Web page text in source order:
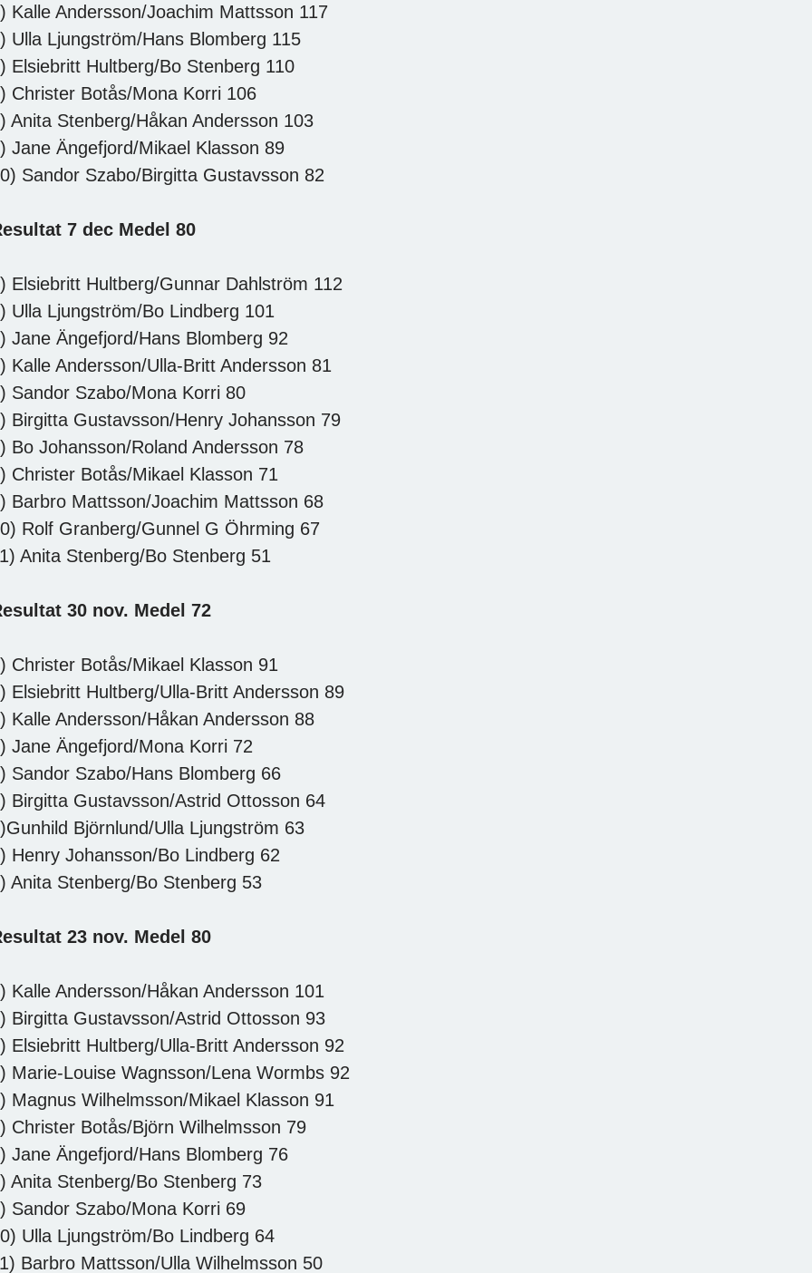
Kalle Andersson/Joachim Mattsson 117
Ulla Ljungström/Hans Blomberg 115
Elsiebritt Hultberg/Bo Stenberg 110
Christer Botås/Mona Korri 106
Anita Stenberg/Håkan Andersson 103
Jane Ängefjord/Mikael Klasson 89
Sandor Szabo/Birgitta Gustavsson 82
7 dec Medel 80
Elsiebritt Hultberg/Gunnar Dahlström 112
Ulla Ljungström/Bo Lindberg 101
Jane Ängefjord/Hans Blomberg 92
Kalle Andersson/Ulla-Britt Andersson 81
Sandor Szabo/Mona Korri 80
Birgitta Gustavsson/Henry Johansson 79
Bo Johansson/Roland Andersson 78
Christer Botås/Mikael Klasson 71
Barbro Mattsson/Joachim Mattsson 68
Rolf Granberg/Gunnel G Öhrming 67
Anita Stenberg/Bo Stenberg 51
30 nov. Medel 72
Christer Botås/Mikael Klasson 91
Elsiebritt Hultberg/Ulla-Britt Andersson 89
Kalle Andersson/Håkan Andersson 88
Jane Ängefjord/Mona Korri 72
Sandor Szabo/Hans Blomberg 66
Birgitta Gustavsson/Astrid Ottosson 64
Björnlund/Ulla Ljungström 63
Henry Johansson/Bo Lindberg 62
Anita Stenberg/Bo Stenberg 53
23 nov. Medel 80
Kalle Andersson/Håkan Andersson 101
Birgitta Gustavsson/Astrid Ottosson 93
Elsiebritt Hultberg/Ulla-Britt Andersson 92
Marie-Louise Wagnsson/Lena Wormbs 92
Magnus Wilhelmsson/Mikael Klasson 91
Christer Botås/Björn Wilhelmsson 79
Jane Ängefjord/Hans Blomberg 76
Anita Stenberg/Bo Stenberg 73
Sandor Szabo/Mona Korri 69
Ulla Ljungström/Bo Lindberg 64
Barbro Mattsson/Ulla Wilhelmsson 50